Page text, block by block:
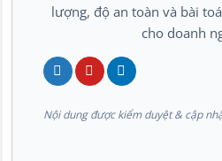
lượng, độ an toàn và bài
cho doanh
Nội dung được kiểm duyệt & cập